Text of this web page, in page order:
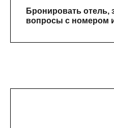
Бронировать отель,
вопросы с номером